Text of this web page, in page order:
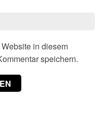
in diesem
speichern.